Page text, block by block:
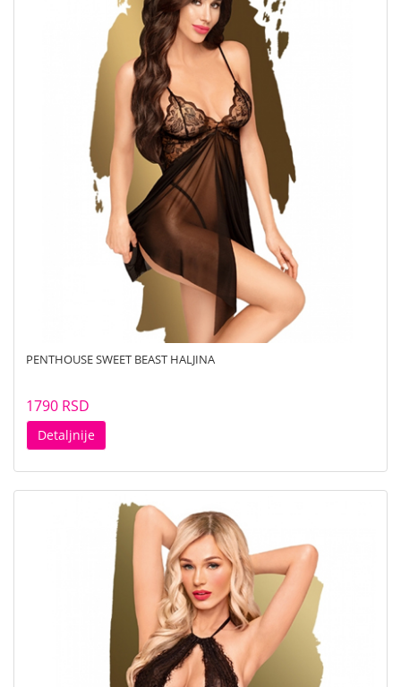
PENTHOUSE SWEET BEAST HALJINA
1790 RSD
Detaljnije